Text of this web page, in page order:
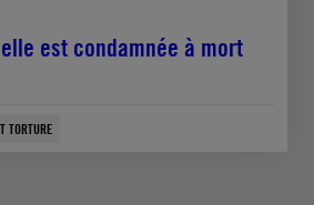
est condamnée à mort
TORTURE